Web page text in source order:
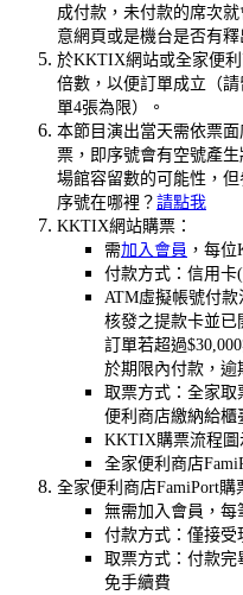
成付款，未付款的席次
意網頁或是機台是否有釋
於KKTIX網站或全家便
倍數，以便訂單成立（請
單4張為限）。
本節目演出當天需依票
票，即序號會有空號產
場館容留數的可能性，
序號在哪裡？ 請點我
KKTIX網站購票：
需加入會員 ，每
付款方式：信用卡
ATM虛擬帳號付
核發之提款卡並已
訂單若超過
於期限內付款，逾
取票方式：全家取
便利商店繳納給櫃
KKTIX購票流程圖
全家便利商店
全家便利商店FamiPort購
無需加入會員，每
付款方式：僅接受
取票方式：付款完
免手續費